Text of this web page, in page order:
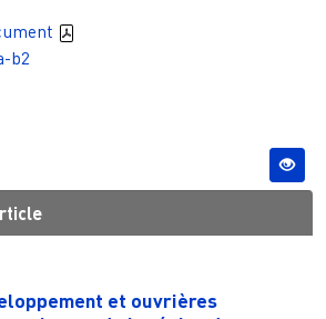
b2
et ouvrières